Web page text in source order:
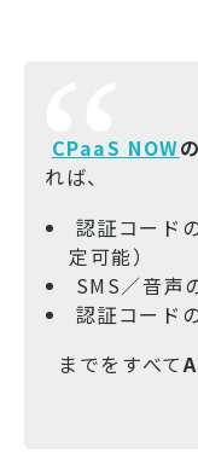
CPaaS NOW
れば、
認証コード
定可能）
SMS／音声
認証コード
までをすべて